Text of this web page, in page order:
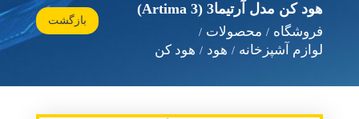
هود کن مدل آرتیما3 (Artima 3)
فروشگاه
محصولات
لوازم آشپزخانه
هود هود کن
بازگشت